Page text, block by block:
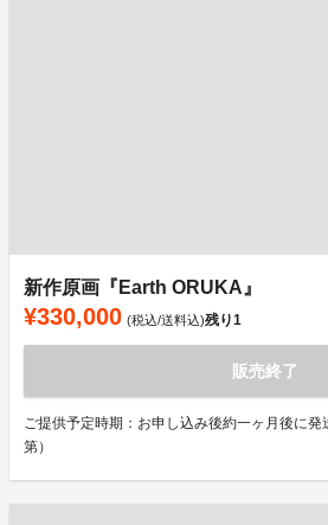
新作原画『Earth ORUKA』
¥330,000 (税込/送料込)残り1
販売終了
ご提供予定時期：お申し込み後約一ヶ月後に発
第）